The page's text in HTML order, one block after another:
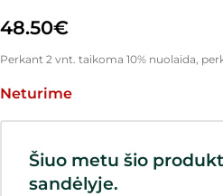
48.50€
Perkant 2 vnt. taikoma 10% nuolaida,
Neturime
Šiuo metu šio
sandėlyje.